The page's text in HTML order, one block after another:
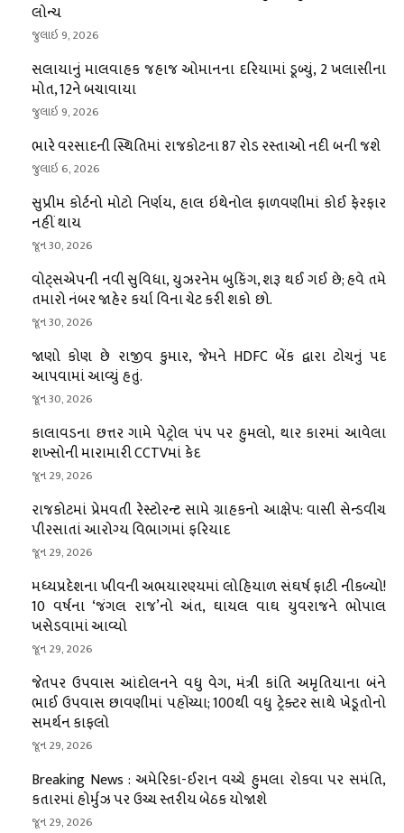
લોન્ચ
જુલાઇ 9, 2026
સલાયાનું માલવાહક જહાજ ઓમાનના દરિયામાં ડૂબ્યું, 2 ખલાસીના
મોત, 12ને બચાવાયા
જુલાઇ 9, 2026
ભારે વરસાદની સ્થિતિમાં રાજકોટના 87 રોડ રસ્તાઓ નદી બની જશે
જુલાઇ 6, 2026
સુપ્રીમ કોર્ટનો મોટો નિર્ણય, હાલ ઇથેનોલ ફાળવણીમાં કોઈ ફેરફાર
નહીં થાય
જૂન 30, 2026
વોટ્સએપની નવી સુવિધા, યુઝરનેમ બુકિંગ, શરૂ થઈ ગઈ છે; હવે તમે
તમારો નંબર જાહેર કર્યા વિના ચેટ કરી શકો છો.
જૂન 30, 2026
જાણો કોણ છે રાજીવ કુમાર, જેમને HDFC બેંક દ્વારા ટોચનું પદ
આપવામાં આવ્યું હતું.
જૂન 30, 2026
કાલાવડના છત્તર ગામે પેટ્રોલ પંપ પર હુમલો, થાર કારમાં આવેલા
શખ્સોની મારામારી CCTVમાં કેદ
જૂન 29, 2026
રાજકોટમાં પ્રેમવતી રેસ્ટોરન્ટ સામે ગ્રાહકનો આક્ષેપ: વાસી સેન્ડવીચ
પીરસાતાં આરોગ્ય વિભાગમાં ફરિયાદ
જૂન 29, 2026
મધ્યપ્રદેશના ખીવની અભયારણ્યમાં લોહિયાળ સંઘર્ષ ફાટી નીકળ્યો!
10 વર્ષના ‘જંગલ રાજ’નો અંત, ઘાયલ વાઘ યુવરાજને ભોપાલ
ખસેડવામાં આવ્યો
જૂન 29, 2026
જેતપર ઉપવાસ આંદોલનને વધુ વેગ, મંત્રી કાંતિ અમૃતિયાના બંને
ભાઈ ઉપવાસ છાવણીમાં પહોંચ્યા; 100થી વધુ ટ્રેક્ટર સાથે ખેડૂતોનો
સમર્થન કાફલો
જૂન 29, 2026
Breaking News : અમેરિકા-ઈરાન વચ્ચે હુમલા રોકવા પર સમંતિ,
કતારમાં હોર્મુઝ પર ઉચ્ચ સ્તરીય બેઠક યોજાશે
જૂન 29, 2026